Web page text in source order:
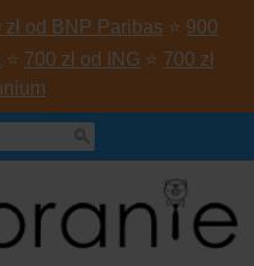
zł od BNP Paribas ⭐ 900
⭐ 700 zł od ING ⭐ 700 zł